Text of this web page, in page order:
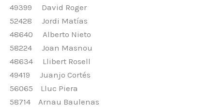
49399 David Roger
52428 Jordi Matías
48640 Alberto Nieto
58224 Joan Masnou
48634 Llibert Rosell
49419 Juanjo Cortés
56065 Lluc Piera
58714 Arnau Baulenas